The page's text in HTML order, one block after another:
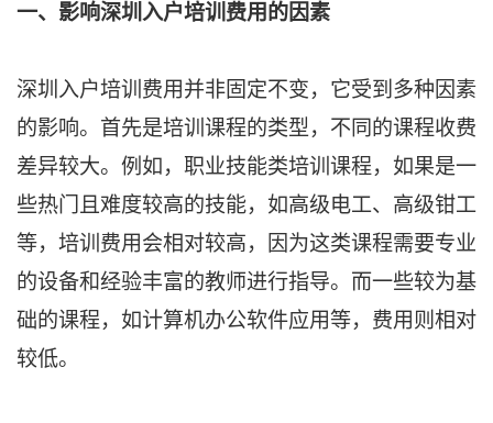
一、影响深圳入户培训费用的因素
深圳入户培训费用并非固定不变，它受到多种因素
的影响。首先是培训课程的类型，不同的课程收费
差异较大。例如，职业技能类培训课程，如果是一
些热门且难度较高的技能，如高级电工、高级钳工
等，培训费用会相对较高，因为这类课程需要专业
的设备和经验丰富的教师进行指导。而一些较为基
础的课程，如计算机办公软件应用等，费用则相对
较低。